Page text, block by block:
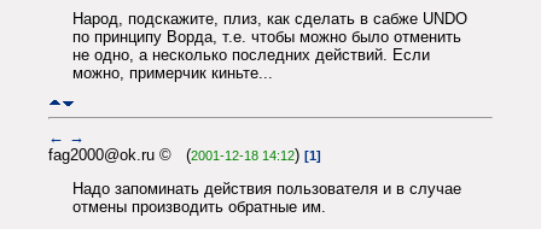
Народ, подскажите, плиз, как сделать в сабже UNDO
по принципу Ворда, т.е. чтобы можно было отменить
не одно, а несколько последних действий. Если
можно, примерчик киньте...
← →
fag2000@ok.ru © (2001-12-18 14:12) [1]
Надо запоминать действия пользователя и в случае
отмены производить обратные им.